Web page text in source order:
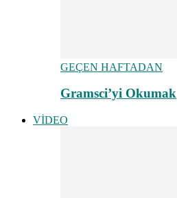
GEÇEN HAFTADAN
Gramsci’yi Okumak
VİDEO